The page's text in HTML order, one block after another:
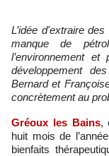
L’idée d'extraire
manque de
l’environnement
développement
Bernard et
concrètement au
Gréoux les Bains,
huit mois de
bienfaits